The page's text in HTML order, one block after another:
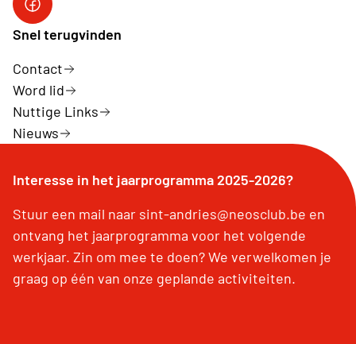
Volg ons op facebook
Snel terugvinden
Contact
Word lid
Nuttige Links
Nieuws
Interesse in het jaarprogramma 2025-2026?
Stuur een mail naar sint-andries@neosclub.be en
ontvang het jaarprogramma voor het volgende
werkjaar. Zin om mee te doen? We verwelkomen je
graag op één van onze geplande activiteiten.